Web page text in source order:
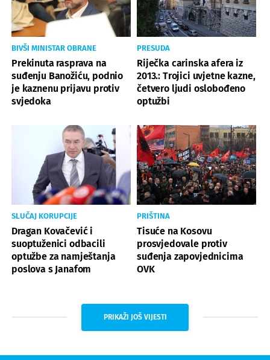
BIVŠI MINISTAR OBRANE
Prekinuta rasprava na
suđenju Banožiću, podnio
je kaznenu prijavu protiv
svjedoka
PRESUDA
Riječka carinska afera iz
2013.: Trojici uvjetne kazne,
četvero ljudi oslobođeno
optužbi
SLUČAJ KORUPCIJE
Dragan Kovačević i
suoptuženici odbacili
optužbe za namještanja
poslova s Janafom
PRIŠTINA
Tisuće na Kosovu
prosvjedovale protiv
suđenja zapovjednicima
OVK
PRIKAŽI JOŠ VIJESTI